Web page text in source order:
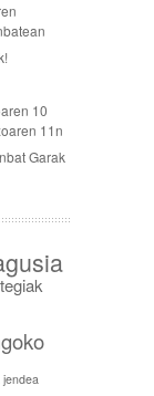
10
11n
Garak
jendea